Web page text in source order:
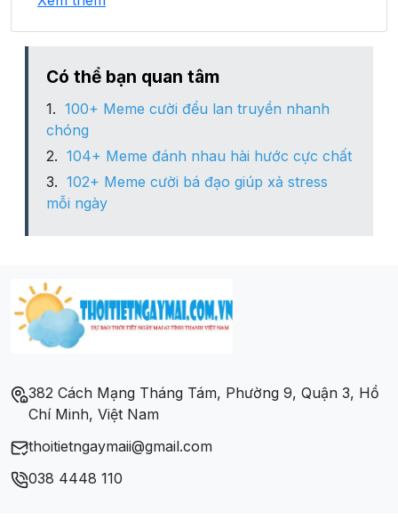
Xã Sập Vạt
Xã Tú Nang
Xã Viêng Lán
Có thể bạn quan tâm
100+ Meme cười đểu lan truyền nhanh
chóng
104+ Meme đánh nhau hài hước cực chất
102+ Meme cười bá đạo giúp xả stress
mỗi ngày
382 Cách Mạng Tháng Tám, Phường 9, Quận 3, Hồ
Chí Minh, Việt Nam
thoitietngaymaii@gmail.com
038 4448 110